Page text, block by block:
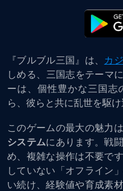
『ブルブル三国』は、 カ
しめる、三国志をテーマ
ーは、個性豊かな三国志
ら、彼らと共に乱世を駆
このゲームの最大の魅力
システムにあります。戦
め、複雑な操作は不要で
していない「オフライン
い続け、経験値や育成素